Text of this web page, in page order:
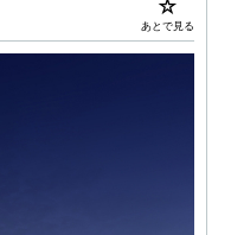
あとで見る